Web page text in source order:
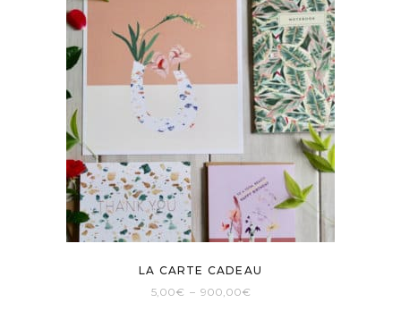
LA CARTE CADEAU
5,00€ – 900,00€Plage